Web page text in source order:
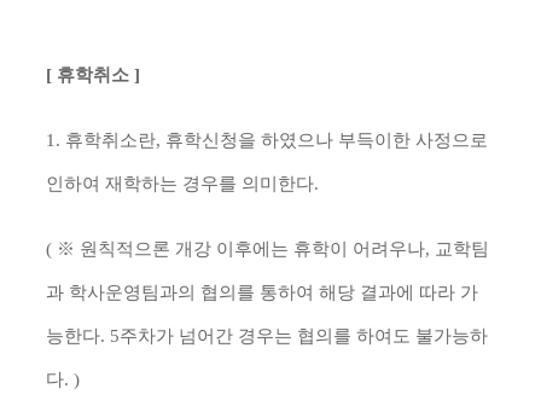
[ 휴학취소 ]
1. 휴학취소란, 휴학신청을 하였으나 부득이한 사정으로
인하여 재학하는 경우를 의미한다.
( ※ 원칙적으론 개강 이후에는 휴학이 어려우나, 교학팀
과 학사운영팀과의 협의를 통하여 해당 결과에 따라 가
능한다. 5주차가 넘어간 경우는 협의를 하여도 불가능하
다. )